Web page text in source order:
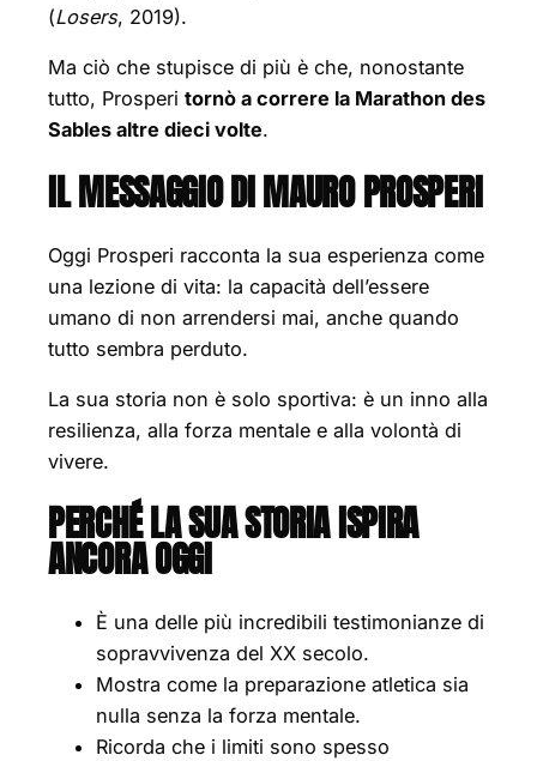
(Losers, 2019).
Ma ciò che stupisce di più è che, nonostante
tutto, Prosperi tornò a correre la Marathon des
Sables altre dieci volte.
IL MESSAGGIO DI MAURO PROSPERI
Oggi Prosperi racconta la sua esperienza come
una lezione di vita: la capacità dell’essere
umano di non arrendersi mai, anche quando
tutto sembra perduto.
La sua storia non è solo sportiva: è un inno alla
resilienza, alla forza mentale e alla volontà di
vivere.
PERCHÉ LA SUA STORIA ISPIRA
ANCORA OGGI
È una delle più incredibili testimonianze di
sopravvivenza del XX secolo.
Mostra come la preparazione atletica sia
nulla senza la forza mentale.
Ricorda che i limiti sono spesso